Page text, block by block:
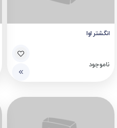
انگشتر اوا
ناموجود